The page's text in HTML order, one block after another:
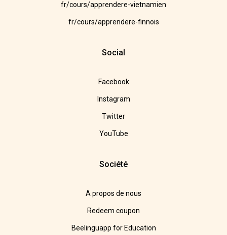
fr/cours/apprendere-vietnamien
fr/cours/apprendere-finnois
Social
Facebook
Instagram
Twitter
YouTube
Société
A propos de nous
Redeem coupon
Beelinguapp for Education